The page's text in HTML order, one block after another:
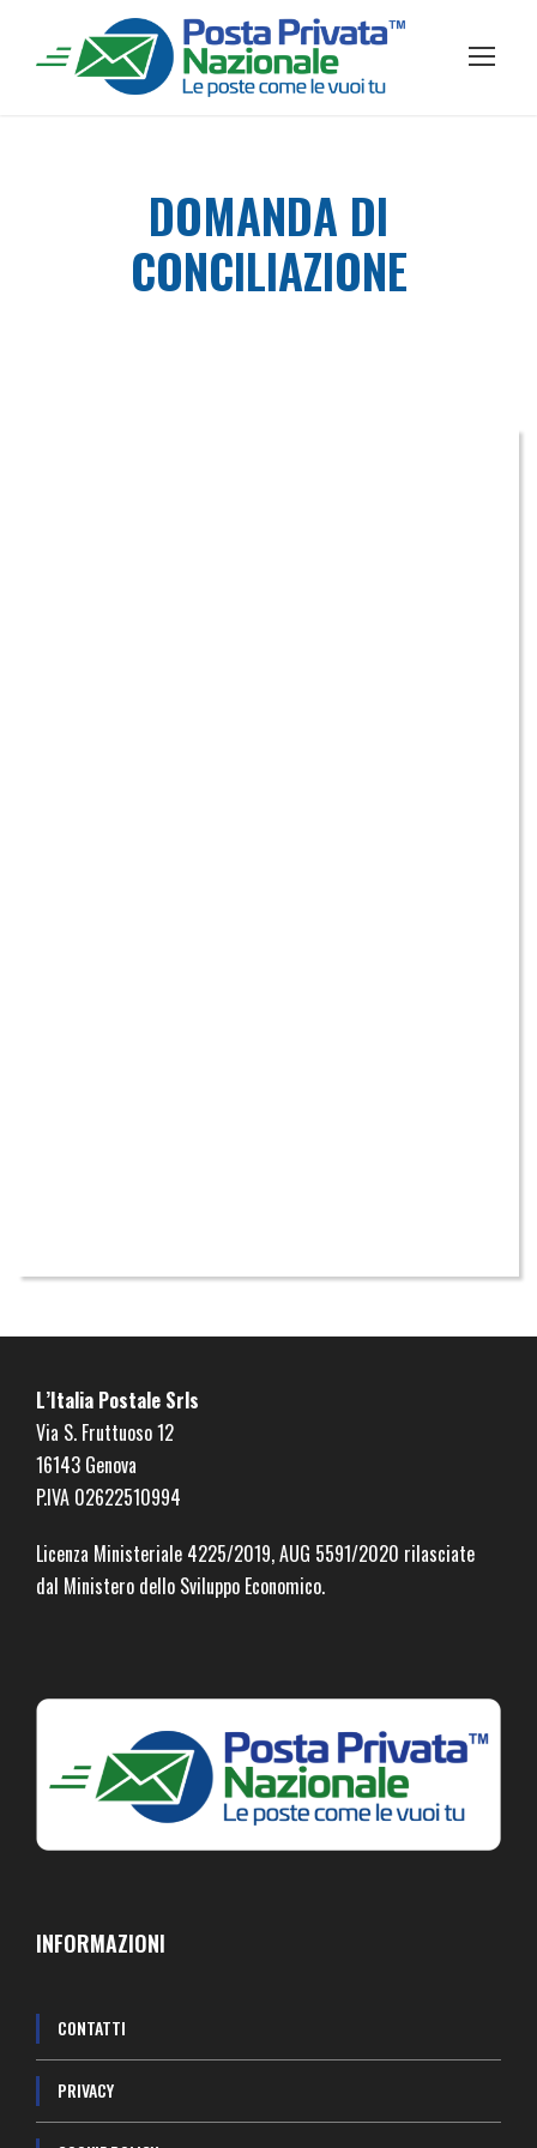
DOMANDA DI
CONCILIAZIONE
L’Italia Postale Srls
Via S. Fruttuoso 12
16143 Genova
P.IVA 02622510994
Licenza Ministeriale 4225/2019, AUG 5591/2020 rilasciate
dal Ministero dello Sviluppo Economico.
INFORMAZIONI
CONTATTI
PRIVACY